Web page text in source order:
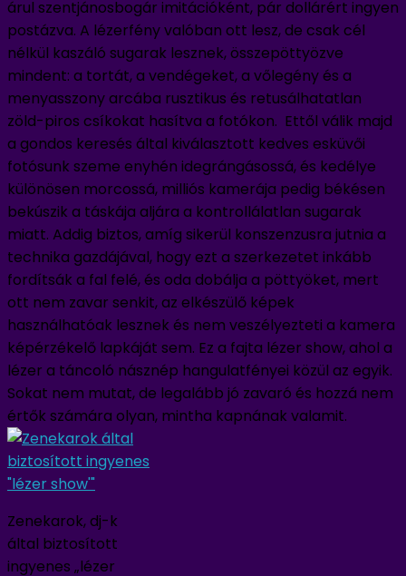
árul szentjánosbogár imitációként, pár dollárért ingyen
postázva. A lézerfény valóban ott lesz, de csak cél
nélkül kaszáló sugarak lesznek, összepöttyözve
mindent: a tortát, a vendégeket, a vőlegény és a
menyasszony arcába rusztikus és retusálhatatlan
zöld-piros csíkokat hasítva a fotókon. Ettől válik majd
a gondos keresés által kiválasztott kedves esküvői
fotósunk szeme enyhén idegrángásossá, és kedélye
különösen morcossá, milliós kamerája pedig békésen
bekúszik a táskája aljára a kontrollálatlan sugarak
miatt. Addig biztos, amíg sikerül konszenzusra jutnia a
technika gazdájával, hogy ezt a szerkezetet inkább
fordítsák a fal felé, és oda dobálja a pöttyöket, mert
ott nem zavar senkit, az elkészülő képek
használhatóak lesznek és nem veszélyezteti a kamera
képérzékelő lapkáját sem. Ez a fajta lézer show, ahol a
lézer a táncoló násznép hangulatfényei közül az egyik.
Sokat nem mutat, de legalább jó zavaró és hozzá nem
értők számára olyan, mintha kapnának valamit.
Zenekarok, dj-k
által biztosított
ingyenes „lézer